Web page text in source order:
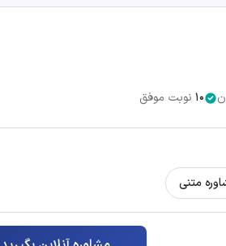
10 نوبت موفق
متنی